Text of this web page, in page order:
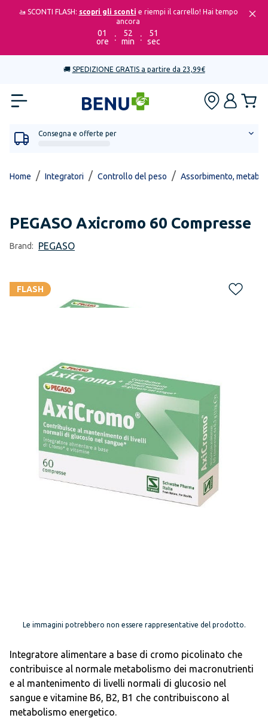
🚤 SCONTI FLASH: scopri gli sconti e riempi il carrello! Hai tempo
ancora
01
ore
:
52
min
:
51
sec
🚚 SPEDIZIONE GRATIS a partire da 23,99€
Consegna e offerte per
Home / Integratori / Controllo del peso / Assorbimento,
PEGASO Axicromo 60 Compresse
Brand: PEGASO
FLASH
Le immagini potrebbero non essere rappresentative del prodotto.
Integratore alimentare a base di cromo picolinato che
contribuisce al normale metabolismo dei macronutrienti
e al mantenimento di livelli normali di glucosio nel
sangue e vitamine B6, B2, B1 che contribuiscono al
metabolismo energetico.